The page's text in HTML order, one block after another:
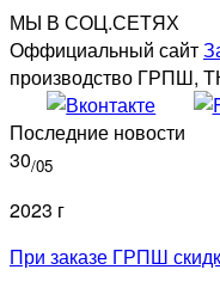
МЫ В СОЦ.СЕТЯХ
Оффициальный сайт
производство ГРПШ,
Последние новости
30/05
2023 г
При заказе ГРПШ